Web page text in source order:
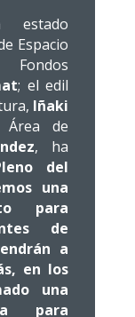
estado
Espacio
; el edil
Iñaki
de
, ha
del
una
para
de
a
en los
una
para